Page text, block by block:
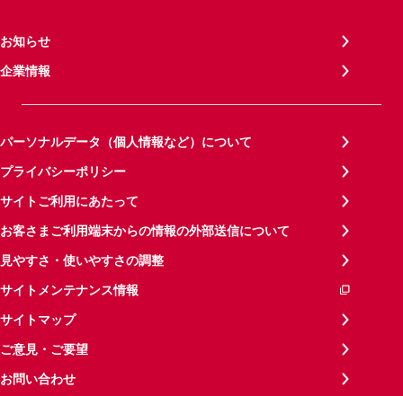
お知らせ
企業情報
パーソナルデータ（個人情報など）について
プライバシーポリシー
サイトご利用にあたって
お客さまご利用端末からの情報の外部送信について
見やすさ・使いやすさの調整
サイトメンテナンス情報
サイトマップ
ご意見・ご要望
お問い合わせ